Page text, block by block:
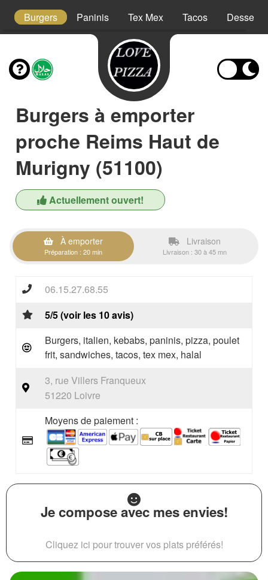
Burgers Paninis Tex Mex Tacos Desserts
Burgers à emporter
proche Reims Haut de
Murigny (51100)
Actuellement ouvert!
À emporter
Préparation : 20 min
Livraison
Livraison : 30 à 45 mn
06.15.27.68.55
5/5 (voir les 10 avis)
Burgers, italien, kebabs, paninis, pizza, poulet
frit, sandwiches, tacos, tex mex, halal
3, rue Villers Franqueux
51220 Loivre
Moyens de paiement :
Je compose avec mes envies!
Cliquez ici pour trouver vos plats préférés!